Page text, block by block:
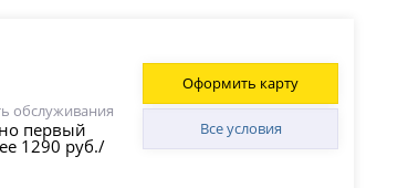
обслуживания
первый
1290 руб./
Все условия
Оформить карту